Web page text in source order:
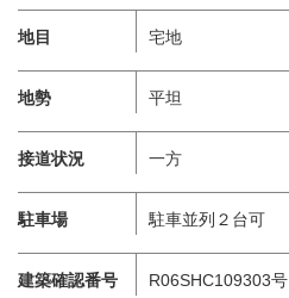
地目 宅地
地勢 平坦
接道状況 一方
駐車場 駐車並列２台可
建築確認番号 R06SHC109303号